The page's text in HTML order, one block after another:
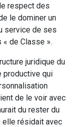
respect des
le dominer un
service de ses
de Classe ».
juridique du
productive qui
de le voir avec
du rester du
elle résidait avec